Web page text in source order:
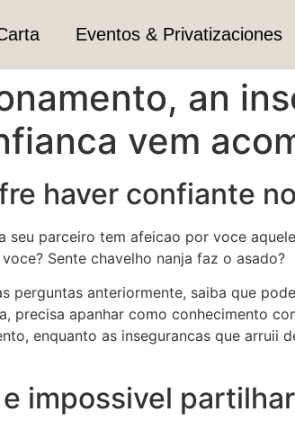
Eventos & Privatizaciones
an
vem
haver confiante
parceiro tem afeicao por voce
Sente chavelho nanja faz o asado?
perguntas anteriormente, saiba que
precisa apanhar como conhecimento
enquanto as insegurancas que arruii
impossivel partilhar